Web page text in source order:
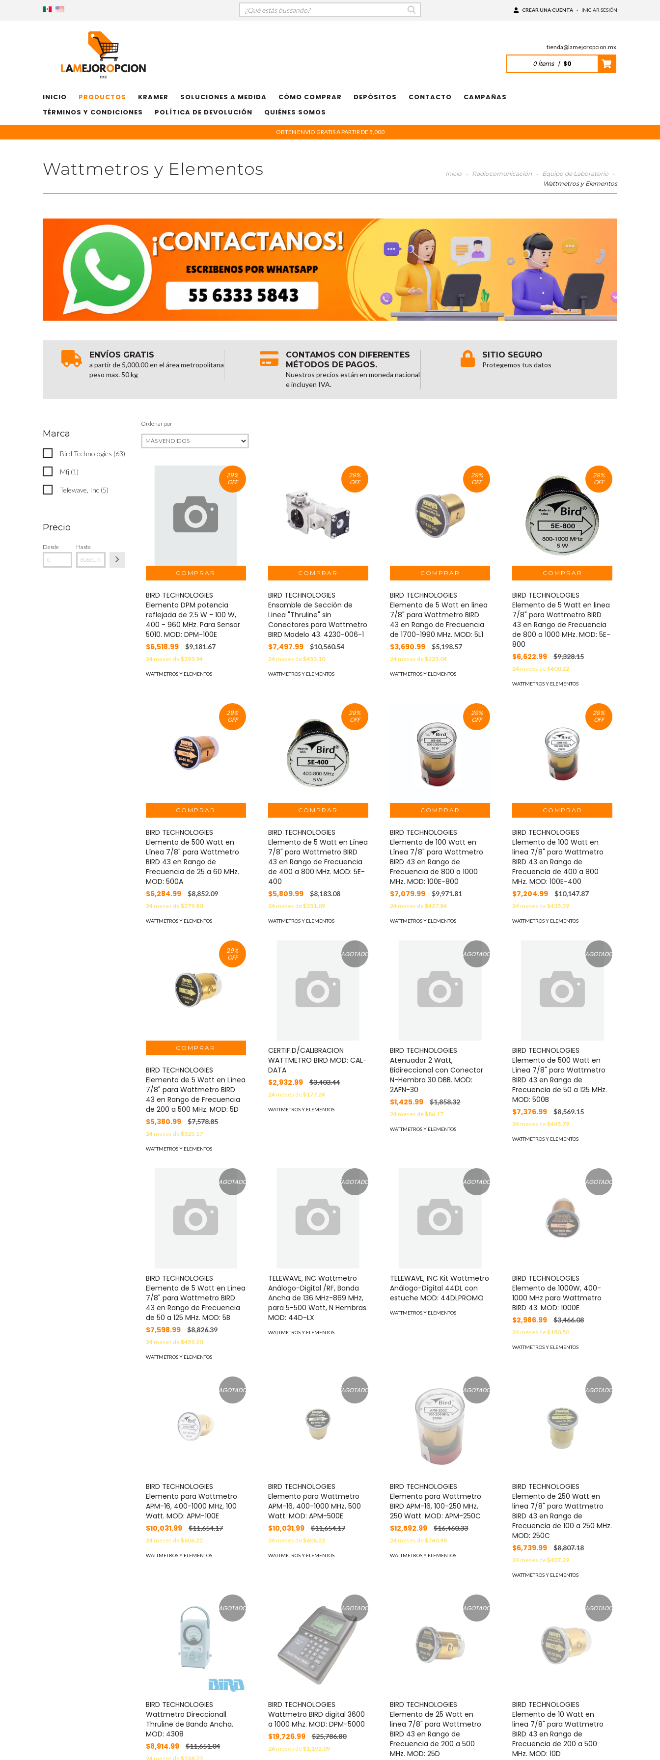
CREAR UNA CUENTA - INICIAR SESIÓN
tienda@lamejoropcion.mx
0Ítems | $0
INICIO PRODUCTOS KRAMER SOLUCIONES A MEDIDA CÓMO COMPRAR DEPÓSITOS CONTACTO
CAMPAÑAS
TÉRMINOS Y CONDICIONES
POLÍTICA DE DEVOLUCIÓN QUIÉNES SOMOS
OBTEN ENVIO GRATIS A PARTIR DE 5,000
Wattmetros y Elementos Inicio - Radiocomunicación - Equipo de Laboratorio -
Wattmetros y Elementos
ENVÍOS GRATIS
a partir de 5,000.00 en el área metropolitana
peso max. 50 kg
CONTAMOS CON DIFERENTES
MÉTODOS DE PAGOS.
Nuestros precios están en moneda nacional
e incluyen IVA.
SITIO SEGURO
Protegemos tus datos
Marca
Bird Technologies (63)
Mfj (1)
Telewave, Inc (5)
Precio
Desde Hasta
Ordenar por
29%
OFF
BIRD TECHNOLOGIES
Elemento DPM potencia
reflejada de 2.5 W - 100 W,
400 - 960 MHz. Para Sensor
5010. MOD: DPM-100E
$6,518.99
$9,181.67
24meses de$393.94
WATTMETROS Y ELEMENTOS
29%
OFF
BIRD TECHNOLOGIES
Ensamble de Sección de
Linea "Thruline" sin
Conectores para Wattmetro
BIRD Modelo 43. 4230-006-1
$7,497.99
$10,560.54
24meses de$453.10
WATTMETROS Y ELEMENTOS
29%
OFF
BIRD TECHNOLOGIES
Elemento de 5 Watt en linea
7/8" para Wattmetro BIRD
43 en Rango de Frecuencia
de 1700-1990 MHz. MOD: 5L1
$3,690.99
$5,198.57
24meses de$223.04
WATTMETROS Y ELEMENTOS
29%
OFF
BIRD TECHNOLOGIES
Elemento de 5 Watt en linea
7/8" para Wattmetro BIRD
43 en Rango de Frecuencia
de 800 a 1000 MHz. MOD: 5E-
800
$6,622.99
$9,328.15
24meses de$400.22
WATTMETROS Y ELEMENTOS
29%
OFF
BIRD TECHNOLOGIES
Elemento de 500 Watt en
Línea 7/8" para Wattmetro
BIRD 43 en Rango de
Frecuencia de 25 a 60 MHz.
MOD: 500A
$6,284.99
$8,852.09
24meses de$379.80
WATTMETROS Y ELEMENTOS
29%
OFF
BIRD TECHNOLOGIES
Elemento de 5 Watt en Línea
7/8" para Wattmetro BIRD
43 en Rango de Frecuencia
de 400 a 800 MHz. MOD: 5E-
400
$5,809.99
$8,183.08
24meses de$351.09
WATTMETROS Y ELEMENTOS
29%
OFF
BIRD TECHNOLOGIES
Elemento de 100 Watt en
Línea 7/8" para Wattmetro
BIRD 43 en Rango de
Frecuencia de 800 a 1000
MHz. MOD: 100E-800
$7,079.99
$9,971.81
24meses de$427.84
WATTMETROS Y ELEMENTOS
29%
OFF
BIRD TECHNOLOGIES
Elemento de 100 Watt en
linea 7/8" para Wattmetro
BIRD 43 en Rango de
Frecuencia de 400 a 800
MHz. MOD: 100E-400
$7,204.99
$10,147.87
24meses de$435.39
WATTMETROS Y ELEMENTOS
29%
OFF
BIRD TECHNOLOGIES
Elemento de 5 Watt en Línea
7/8" para Wattmetro BIRD
43 en Rango de Frecuencia
de 200 a 500 MHz. MOD: 5D
$5,380.99
$7,578.85
24meses de$325.17
WATTMETROS Y ELEMENTOS
AGOTADO
CERTIF.D/CALIBRACION
WATTMETRO BIRD MOD: CAL-
DATA
$2,932.99
$3,403.44
24meses de$177.24
WATTMETROS Y ELEMENTOS
AGOTADO
BIRD TECHNOLOGIES
Atenuador 2 Watt,
Bidireccional con Conector
N-Hembra 30 DBB. MOD:
2AFN-30
$1,425.99
$1,858.32
24meses de$86.17
WATTMETROS Y ELEMENTOS
AGOTADO
BIRD TECHNOLOGIES
Elemento de 500 Watt en
Línea 7/8" para Wattmetro
BIRD 43 en Rango de
Frecuencia de 50 a 125 MHz.
MOD: 500B
$7,376.99
$8,569.15
24meses de$445.79
WATTMETROS Y ELEMENTOS
AGOTADO
BIRD TECHNOLOGIES
Elemento de 5 Watt en Línea
7/8" para Wattmetro BIRD
43 en Rango de Frecuencia
de 50 a 125 MHz. MOD: 5B
$7,598.99
$8,826.39
24meses de$459.20
WATTMETROS Y ELEMENTOS
AGOTADO
TELEWAVE, INC Wattmetro
Análogo-Digital /RF, Banda
Ancha de 136 MHz-869 MHz,
para 5-500 Watt, N Hembras.
MOD: 44D-LX
WATTMETROS Y ELEMENTOS
AGOTADO
TELEWAVE, INC Kit Wattmetro
Análogo-Digital 44DL con
estuche MOD: 44DLPROMO
WATTMETROS Y ELEMENTOS
AGOTADO
BIRD TECHNOLOGIES
Elemento de 1000W, 400-
1000 MHz para Wattmetro
BIRD 43. MOD: 1000E
$2,986.99
$3,466.08
24meses de$180.50
WATTMETROS Y ELEMENTOS
AGOTADO
BIRD TECHNOLOGIES
Elemento para Wattmetro
APM-16, 400-1000 MHz, 100
Watt. MOD: APM-100E
$10,031.99
$11,654.17
24meses de$606.22
WATTMETROS Y ELEMENTOS
AGOTADO
BIRD TECHNOLOGIES
Elemento para Wattmetro
APM-16, 400-1000 MHz, 500
Watt. MOD: APM-500E
$10,031.99
$11,654.17
24meses de$606.22
WATTMETROS Y ELEMENTOS
AGOTADO
BIRD TECHNOLOGIES
Elemento para Wattmetro
BIRD APM-16, 100-250 MHz,
250 Watt. MOD: APM-250C
$12,592.99
$16,460.33
24meses de$760.98
WATTMETROS Y ELEMENTOS
AGOTADO
BIRD TECHNOLOGIES
Elemento de 250 Watt en
linea 7/8" para Wattmetro
BIRD 43 en Rango de
Frecuencia de 100 a 250 MHz.
MOD: 250C
$6,739.99
$8,807.18
24meses de$407.29
WATTMETROS Y ELEMENTOS
AGOTADO
BIRD TECHNOLOGIES
Wattmetro Direccionall
Thruline de Banda Ancha.
MOD: 4308
$8,914.99
$11,651.04
24meses de$538.73
AGOTADO
BIRD TECHNOLOGIES
Wattmetro BIRD digital 3600
a 1000 Mhz. MOD: DPM-5000
$19,726.99
$25,786.80
24meses de$1,192.09
AGOTADO
BIRD TECHNOLOGIES
Elemento de 25 Watt en
linea 7/8" para Wattmetro
BIRD 43 en Rango de
Frecuencia de 200 a 500
MHz. MOD: 25D
AGOTADO
BIRD TECHNOLOGIES
Elemento de 10 Watt en
linea 7/8" para Wattmetro
BIRD 43 en Rango de
Frecuencia de 200 a 500
MHz. MOD: 10D